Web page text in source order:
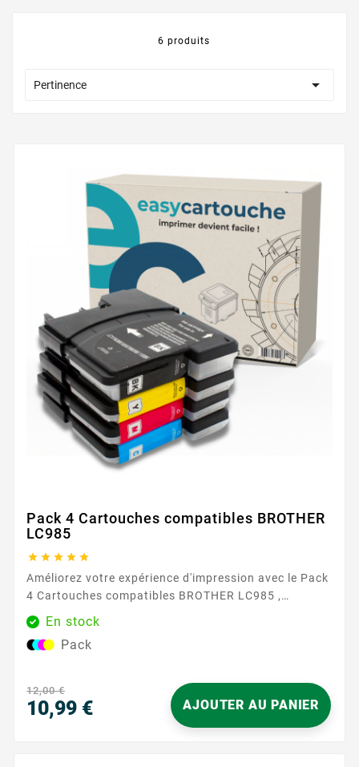
6 produits
Pertinence 
Pack 4 Cartouches compatibles BROTHER
LC985
    
Améliorez votre expérience d'impression avec le Pack
4 Cartouches compatibles BROTHER LC985 ,
disponible exclusivement chez Easycartouche. Ce
pack complet est conçu pour répondre à tous vos
besoins d'impression, offrant une qualité et un
domestique que professionnel. Que vous produisiez
des documents en couleur vibrants ou...
En stock
Pack
12,00 €
10,99 € AJOUTER AU PANIER